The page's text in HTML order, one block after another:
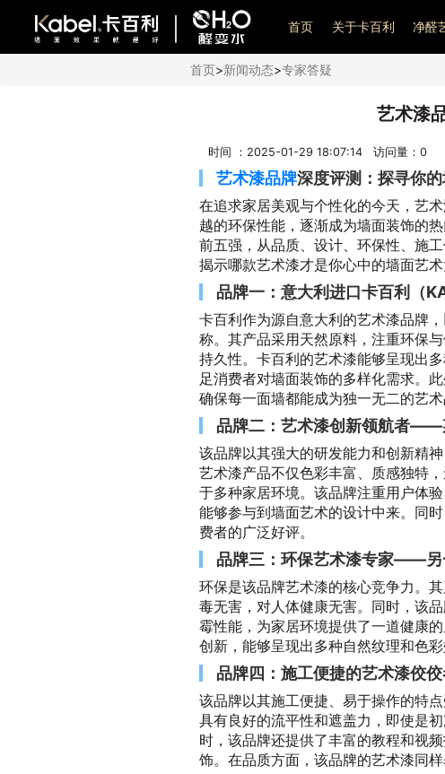
艺术漆加盟
首页 关于卡百利 净醛
首页>新闻动态>专家答疑
艺术漆
时间 ：2025-01-29 18:07:14 访问量： 0
艺术漆品牌深度评测：探寻你
在追求家居美观与个性化的今天，艺
越的环保性能，逐渐成为墙面装饰的
前五强，从品质、设计、环保性、施
揭示哪款艺术漆才是你心中的墙面艺术
品牌一：意大利进口卡百利（
卡百利作为源自意大利的艺术漆品牌
称。其产品采用天然原料，注重环保
持久性。卡百利的艺术漆能够呈现出
足消费者对墙面装饰的多样化需求。
确保每一面墙都能成为独一无二的艺术
品牌二：艺术漆创新领航者——
该品牌以其强大的研发能力和创新精
艺术漆产品不仅色彩丰富、质感独特
于多种家居环境。该品牌注重用户体
能够参与到墙面艺术的设计中来。同
费者的广泛好评。
品牌三：环保艺术漆专家——另
环保是该品牌艺术漆的核心竞争力。
毒无害，对人体健康无害。同时，该
霉性能，为家居环境提供了一道健康
创新，能够呈现出多种自然纹理和色
品牌四：施工便捷的艺术漆佼
该品牌以其施工便捷、易于操作的特
具有良好的流平性和遮盖力，即使是
时，该品牌还提供了丰富的教程和视
饰。在品质方面，该品牌的艺术漆同